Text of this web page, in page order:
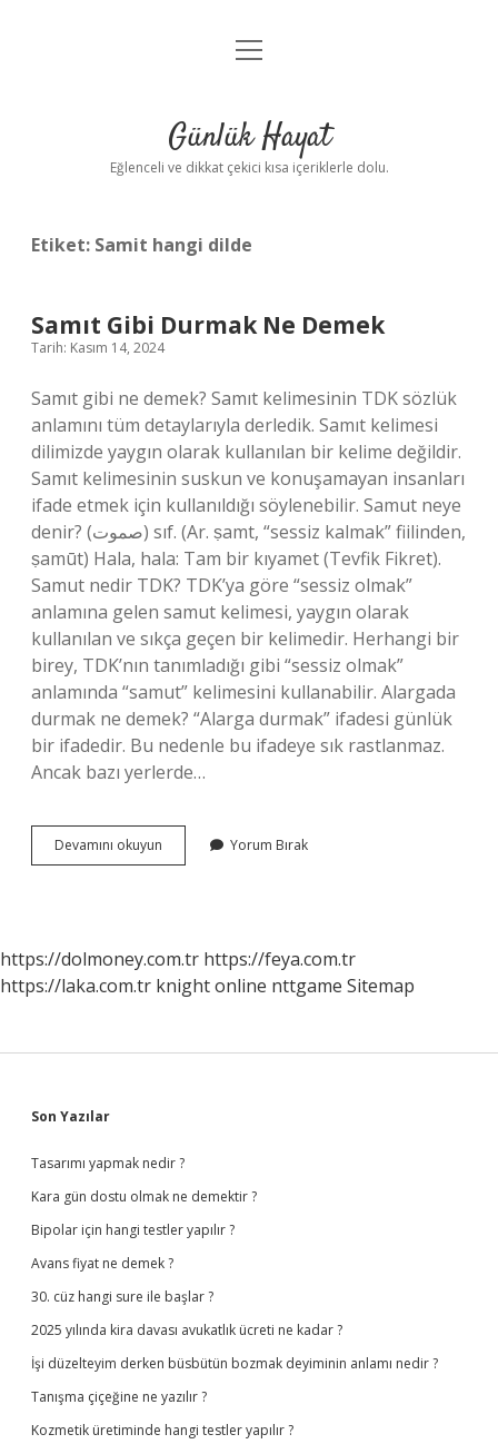
Anasayfa
Yasal Uyarı
menüyü
Günlük Hayat
Eğlenceli ve dikkat çekici kısa içeriklerle dolu.
Etiket: Samit hangi dilde
Samıt Gibi Durmak Ne Demek
Tarih: Kasım 14, 2024
Samıt gibi ne demek? Samıt kelimesinin TDK sözlük
anlamını tüm detaylarıyla derledik. Samıt kelimesi
dilimizde yaygın olarak kullanılan bir kelime değildir.
Samıt kelimesinin suskun ve konuşamayan insanları
ifade etmek için kullanıldığı söylenebilir. Samut neye
denir? (ﺻﻤﻮﺕ) sıf. (Ar. ṣamt, “sessiz kalmak” fiilinden,
ṣamūt) Hala, hala: Tam bir kıyamet (Tevfik Fikret).
Samut nedir TDK? TDK’ya göre “sessiz olmak”
anlamına gelen samut kelimesi, yaygın olarak
kullanılan ve sıkça geçen bir kelimedir. Herhangi bir
birey, TDK’nın tanımladığı gibi “sessiz olmak”
anlamında “samut” kelimesini kullanabilir. Alargada
durmak ne demek? “Alarga durmak” ifadesi günlük
bir ifadedir. Bu nedenle bu ifadeye sık rastlanmaz.
Ancak bazı yerlerde…
Devamını okuyun
Gibi
Yorum Bırak
https://dolmoney.com.tr https://feya.com.tr
https://laka.com.tr knight online nttgame Sitemap
Sidebar
Son Yazılar
Tasarımı yapmak nedir ?
Kara gün dostu olmak ne demektir ?
Bipolar için hangi testler yapılır ?
Avans fiyat ne demek ?
30. cüz hangi sure ile başlar ?
2025 yılında kira davası avukatlık ücreti ne kadar ?
İşi düzelteyim derken büsbütün bozmak deyiminin anlamı nedir ?
Tanışma çiçeğine ne yazılır ?
Kozmetik üretiminde hangi testler yapılır ?